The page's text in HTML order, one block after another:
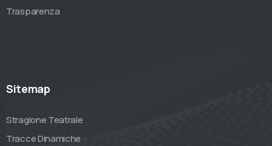
Trasparenza
Sitemap
Stragione Teatrale
Tracce Dinamiche